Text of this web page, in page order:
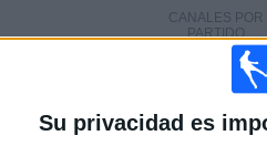
Su privacidad es
CANALES POR
PARTIDO